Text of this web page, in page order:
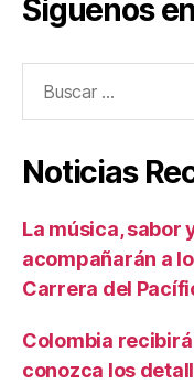
Síguenos
Noticias
La música, sabor
acompañarán a
Carrera del
Colombia
conozca los